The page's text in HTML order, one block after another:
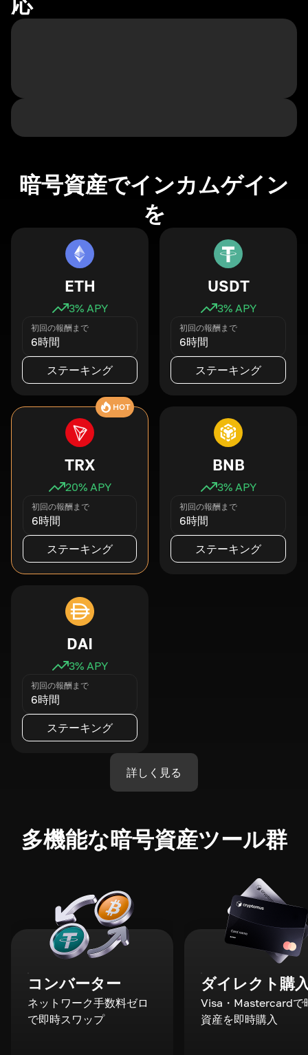
暗号資産でインカムゲイン
を
ETH
3% APY
初回の報酬まで
6時間
ステーキング
USDT
3% APY
初回の報酬まで
6時間
ステーキング
HOT
TRX
20% APY
初回の報酬まで
6時間
ステーキング
BNB
3% APY
初回の報酬まで
6時間
ステーキング
DAI
3% APY
初回の報酬まで
6時間
ステーキング
詳しく見る
多機能な暗号資産ツール群
コンバーター
ネットワーク手数料ゼロ
で即時スワップ
ダイレクト購
Visa・Mastercardで
資産を即時購入